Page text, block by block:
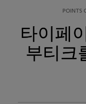
POINTS
타이페
부티크